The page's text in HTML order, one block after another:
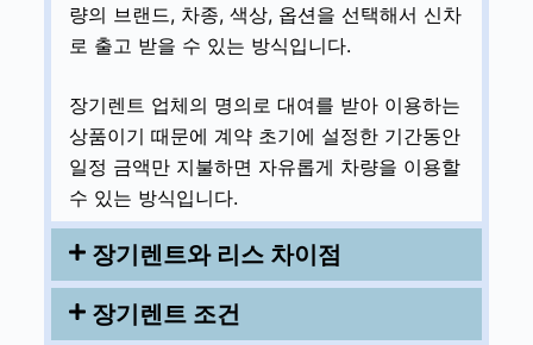
량의 브랜드, 차종, 색상, 옵션을 선택해서 신차
로 출고 받을 수 있는 방식입니다.
장기렌트 업체의 명의로 대여를 받아 이용하는
상품이기 때문에 계약 초기에 설정한 기간동안
일정 금액만 지불하면 자유롭게 차량을 이용할
수 있는 방식입니다.
장기렌트와 리스 차이점
장기렌트 조건